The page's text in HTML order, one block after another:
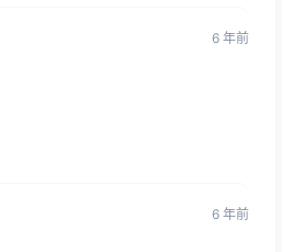
6 年前
6 年前